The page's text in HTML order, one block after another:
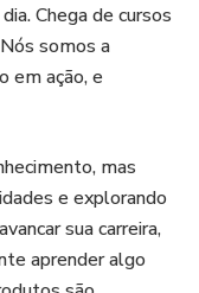
Chega de cursos
somos a
em ação, e
mas
e explorando
sua carreira,
aprender algo